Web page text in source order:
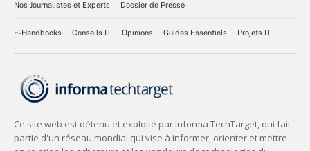
Nos Journalistes et Experts
Dossier de Presse
E-Handbooks Conseils IT Opinions Guides Essentiels Projets IT